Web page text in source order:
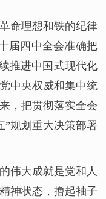
命理想和铁的纪律
届四中全会准确把
推进中国式现代化
中央权威和集中统
，把贯彻落实全会
规划重大决策部署
伟大成就是党和人
神状态，撸起袖子